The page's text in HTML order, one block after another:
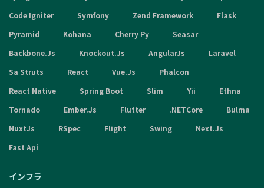
Code Igniter
Symfony Zend Framework
Flask
Pyramid
Kohana Cherry Py
Seasar
Backbone.Js
Knockout.Js AngularJs
Laravel
Sa Struts
React Vue.Js
Phalcon
React Native
Spring Boot Slim Yii
Ethna
Tornado
Ember.Js Flutter .NETCore
Bulma
NuxtJs
RSpec Flight Swing
Next.Js
Fast Api
インフラ